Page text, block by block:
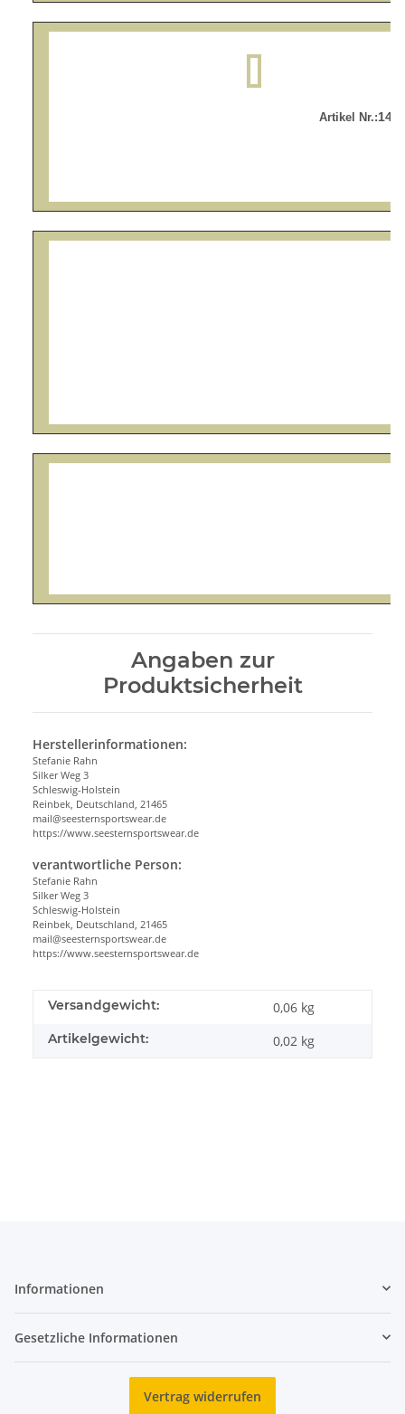
Artikel Nr.:
Angaben zur
Produktsicherheit
Herstellerinformationen:
Stefanie Rahn
Silker Weg 3
Schleswig-Holstein
Reinbek, Deutschland, 21465
mail@seesternsportswear.de
https://www.seesternsportswear.de
verantwortliche Person:
Stefanie Rahn
Silker Weg 3
Schleswig-Holstein
Reinbek, Deutschland, 21465
mail@seesternsportswear.de
https://www.seesternsportswear.de
Versandgewicht: 0,06 kg
Artikelgewicht: 0,02 kg
Informationen
Gesetzliche Informationen
Vertrag widerrufen